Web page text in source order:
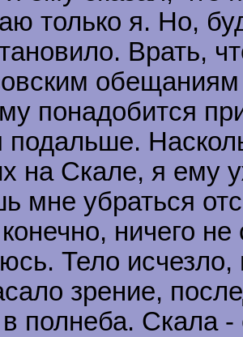
только я. Но,
Врать,
понадобится
подальше.
на Скале, я
мне убраться
ничего не
Тело исчезло,
зрение,
полнеба. Скала